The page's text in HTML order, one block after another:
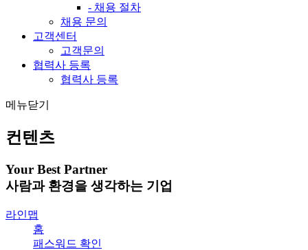
- 채용 절차
채용 문의
고객센터
고객문의
협력사 등록
협력사 등록
메뉴닫기
컨텐츠
Your Best Partner
사람과 환경을 생각하는 기업
라인맵
홈
패스워드 확인